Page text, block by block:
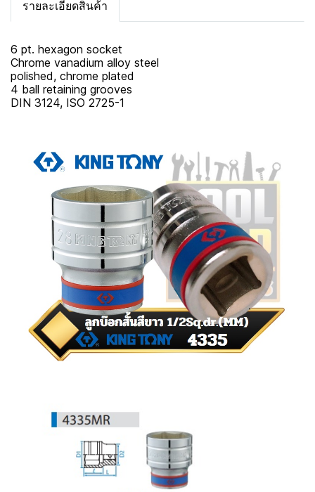
รายละเอียดสินค้า
6 pt. hexagon socket
Chrome vanadium alloy steel
polished, chrome plated
4 ball retaining grooves
DIN 3124, ISO 2725-1